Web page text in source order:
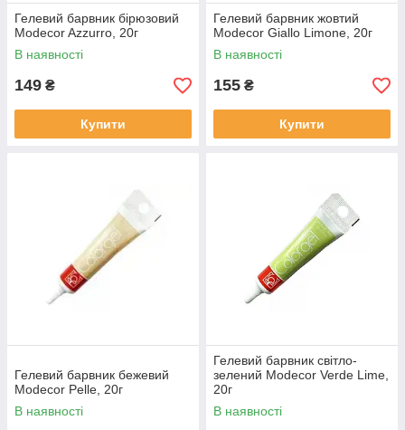
Гелевий барвник бірюзовий
Modecor Azzurro, 20г
В наявності
149 ₴
Купити
Гелевий барвник жовтий
Modecor Giallo Limone, 20г
В наявності
155 ₴
Купити
Гелевий барвник бежевий
Modecor Pelle, 20г
В наявності
Гелевий барвник світло-
зелений Modecor Verde Lime,
20г
В наявності